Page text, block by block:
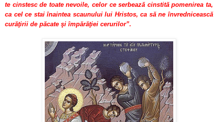
te cinstesc de toate nevoile, celor ce serbează cinstită pomenirea ta,
ca cel ce stai înaintea scaunului lui Hristos, ca să ne învrednicească
curăţirii de păcate şi împărăţiei cerurilor”.